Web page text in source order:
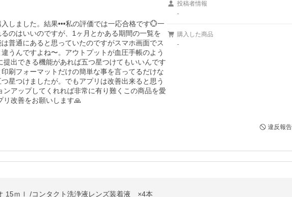
しました。結果•••私の評価では一応合格です💮一
のはいいのですが、1ヶ月とかある期間の一覧を
普通にあると思っていたのですがスマホ画面でス
うんですよね〜。アウトプットが血圧手帳のよう
出できる機能があれば五つ星つけてもいいんです
刷フォーマットだけの簡単な事を言ってるだけな
星つけましたが。でもアプリは改善出来ると思う
アップしてくれれば非常に有り難くこの商品を愛
リ改善をお願いします🙏
投稿者情報
-
購入した商品
-
違反報告
15ｍｌ /コンタクト洗浄液レンズ装着液 ×4本